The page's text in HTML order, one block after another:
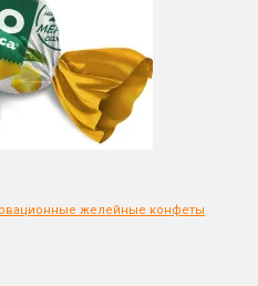
желейные конфеты